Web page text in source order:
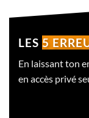
LES 5
En laissant ton
en accès privé